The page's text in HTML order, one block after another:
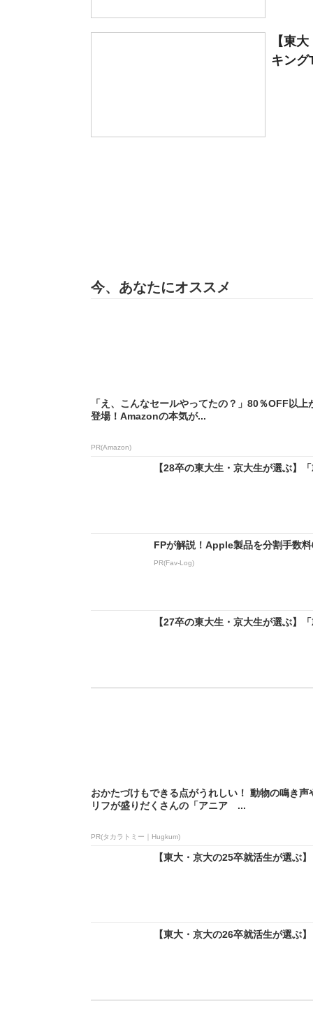
【東
キン
今、あなたにオススメ
「え、こんなセールやってたの？」80％OFF以上
登場！Amazonの本気が...
PR(Amazon)
【28卒の東大生・京大生が選ぶ
FPが解説！Apple製品を分割手数
PR(Fav-Log)
【27卒の東大生・京大生が選ぶ
おかたづけもできる点がうれしい！ 動物の鳴き声
リフが盛りだくさんの「アニア ...
PR(タカラトミー｜Hugkum)
【東大・京大の25卒就活生が選
【東大・京大の26卒就活生が選